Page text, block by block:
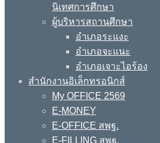
นิเทศการศึกษา
ผู้บริหารสถานศึกษา
อำเภอระแงะ
อำเภอจะแนะ
อำเภอเจาะไอร้อง
สำนักงานอิเล็กทรอนิกส์
My OFFICE 2569
E-MONEY
E-OFFICE สพฐ.
E-FILLING สพฐ.